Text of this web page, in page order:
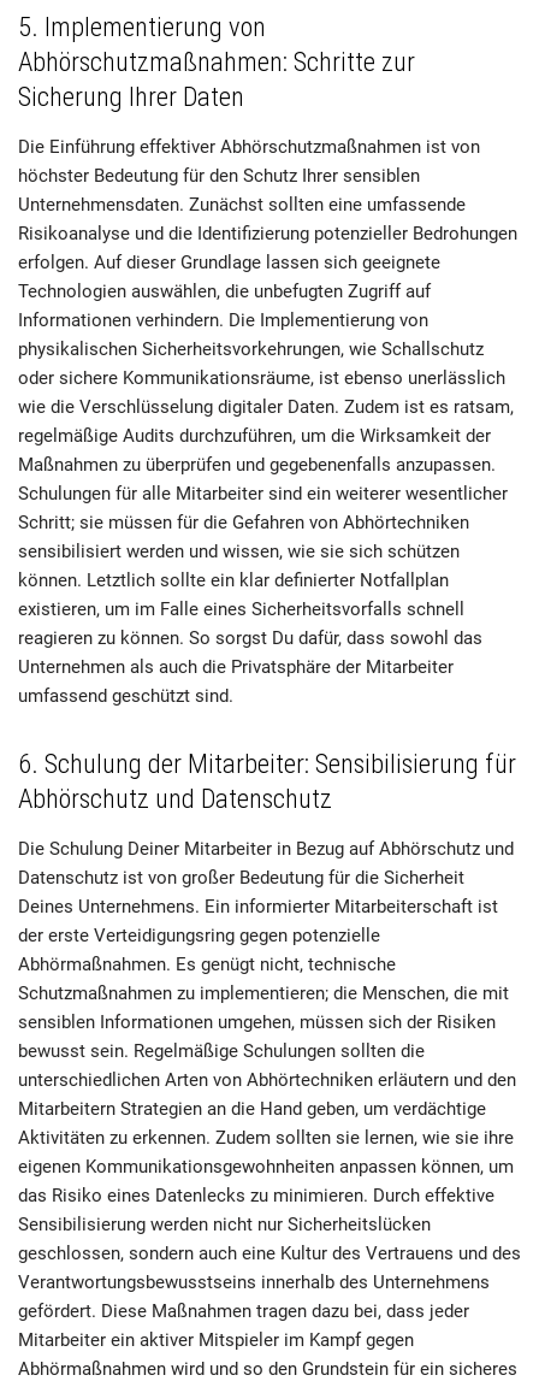
5. Implementierung von
Abhörschutzmaßnahmen: Schritte zur
Sicherung Ihrer Daten
Die Einführung effektiver Abhörschutzmaßnahmen ist von
höchster Bedeutung für den Schutz Ihrer sensiblen
Unternehmensdaten. Zunächst sollten eine umfassende
Risikoanalyse und die Identifizierung potenzieller Bedrohungen
erfolgen. Auf dieser Grundlage lassen sich geeignete
Technologien auswählen, die unbefugten Zugriff auf
Informationen verhindern. Die Implementierung von
physikalischen Sicherheitsvorkehrungen, wie Schallschutz
oder sichere Kommunikationsräume, ist ebenso unerlässlich
wie die Verschlüsselung digitaler Daten. Zudem ist es ratsam,
regelmäßige Audits durchzuführen, um die Wirksamkeit der
Maßnahmen zu überprüfen und gegebenenfalls anzupassen.
Schulungen für alle Mitarbeiter sind ein weiterer wesentlicher
Schritt; sie müssen für die Gefahren von Abhörtechniken
sensibilisiert werden und wissen, wie sie sich schützen
können. Letztlich sollte ein klar definierter Notfallplan
existieren, um im Falle eines Sicherheitsvorfalls schnell
reagieren zu können. So sorgst Du dafür, dass sowohl das
Unternehmen als auch die Privatsphäre der Mitarbeiter
umfassend geschützt sind.
6. Schulung der Mitarbeiter: Sensibilisierung für
Abhörschutz und Datenschutz
Die Schulung Deiner Mitarbeiter in Bezug auf Abhörschutz und
Datenschutz ist von großer Bedeutung für die Sicherheit
Deines Unternehmens. Ein informierter Mitarbeiterschaft ist
der erste Verteidigungsring gegen potenzielle
Abhörmaßnahmen. Es genügt nicht, technische
Schutzmaßnahmen zu implementieren; die Menschen, die mit
sensiblen Informationen umgehen, müssen sich der Risiken
bewusst sein. Regelmäßige Schulungen sollten die
unterschiedlichen Arten von Abhörtechniken erläutern und den
Mitarbeitern Strategien an die Hand geben, um verdächtige
Aktivitäten zu erkennen. Zudem sollten sie lernen, wie sie ihre
eigenen Kommunikationsgewohnheiten anpassen können, um
das Risiko eines Datenlecks zu minimieren. Durch effektive
Sensibilisierung werden nicht nur Sicherheitslücken
geschlossen, sondern auch eine Kultur des Vertrauens und des
Verantwortungsbewusstseins innerhalb des Unternehmens
gefördert. Diese Maßnahmen tragen dazu bei, dass jeder
Mitarbeiter ein aktiver Mitspieler im Kampf gegen
Abhörmaßnahmen wird und so den Grundstein für ein sicheres